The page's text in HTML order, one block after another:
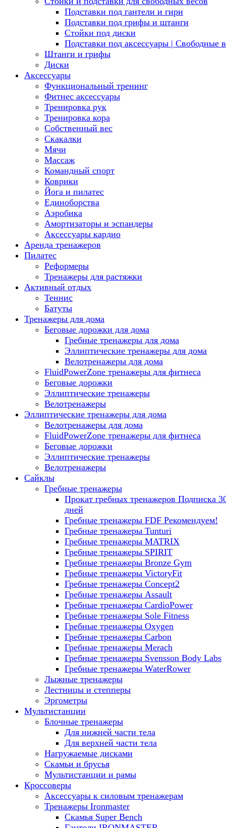
Подставки под гантели и гири
Подставки под грифы и штанги
Стойки под диски
Подставки под аксессуары | Свободные
Штанги и грифы
Диски
Аксессуары
Функциональный тренинг
Фитнес аксессуары
Тренировка рук
Тренировка кора
Собственный вес
Скакалки
Мячи
Массаж
Командный спорт
Коврики
Йога и пилатес
Единоборства
Аэробика
Амортизаторы и эспандеры
Аксессуары кардио
Аренда тренажеров
Пилатес
Реформеры
Тренажеры для растяжки
Активный отдых
Теннис
Батуты
Тренажеры для дома
Беговые дорожки для дома
Гребные тренажеры для дома
Эллиптические тренажеры для дома
Велотренажеры для дома
FluidPowerZone тренажеры для фитнеса
Беговые дорожки
Эллиптические тренажеры
Велотренажеры
Эллиптические тренажеры для дома
Велотренажеры для дома
FluidPowerZone тренажеры для фитнеса
Беговые дорожки
Эллиптические тренажеры
Велотренажеры
Сайклы
Гребные тренажеры
Прокат гребных тренажеров Подписка
дней
Гребные тренажеры FDF Рекомендуем!
Гребные тренажеры Tunturi
Гребные тренажеры MATRIX
Гребные тренажеры SPIRIT
Гребные тренажеры Bronze Gym
Гребные тренажеры VictoryFit
Гребные тренажеры Concept2
Гребные тренажеры Assault
Гребные тренажеры CardioPower
Гребные тренажеры Sole Fitness
Гребные тренажеры Oxygen
Гребные тренажеры Carbon
Гребные тренажеры Merach
Гребные тренажеры Svensson Body Labs
Гребные тренажеры WaterRower
Лыжные тренажеры
Лестницы и степперы
Эргометры
Мультистанции
Блочные тренажеры
Для нижней части тела
Для верхней части тела
Нагружаемые дисками
Скамьи и брусья
Мультистанции и рамы
Кроссоверы
Аксессуары к силовым тренажерам
Тренажеры Ironmaster
Скамья Super Bench